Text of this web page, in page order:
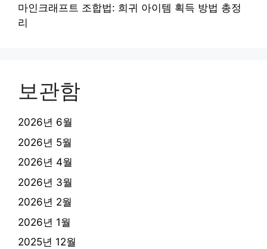
마인크래프트 조합법: 희귀 아이템 획득 방법 총정
리
보관함
2026년 6월
2026년 5월
2026년 4월
2026년 3월
2026년 2월
2026년 1월
2025년 12월